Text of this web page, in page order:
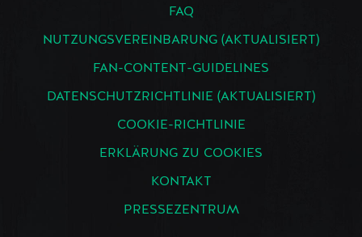
FAQ
NUTZUNGSVEREINBARUNG (AKTUALISIERT)
FAN-CONTENT-GUIDELINES
DATENSCHUTZRICHTLINIE (AKTUALISIERT)
COOKIE-RICHTLINIE
ERKLÄRUNG ZU COOKIES
KONTAKT
PRESSEZENTRUM